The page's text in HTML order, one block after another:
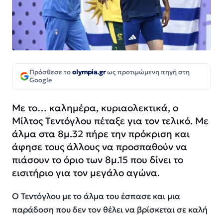
Πρόσθεσε τοolympia.grως προτιμώμενη πηγή στη
Google
Με το… καλημέρα, κυριαολεκτικά, ο
Μίλτος Τεντόγλου πέταξε για τον τελικό. Με
άλμα στα 8μ.32 πήρε την πρόκριση και
άφησε τους άλλους να προσπαθούν να
πιάσουν το όριο των 8μ.15 που δίνει το
εισιτήριο για τον μεγάλο αγώνα.
Ο Τεντόγλου με το άλμα του έσπασε και μια
παράδοση που δεν τον θέλει να βρίσκεται σε καλή